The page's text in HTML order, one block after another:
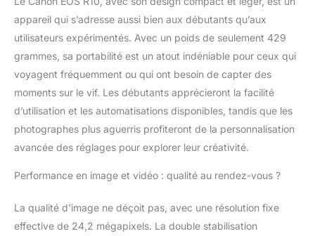
mécanique) ou 23
images par seconde
(obturateur
électronique silencieux)
pour le vlog.
AUTOFOCUS
INSTANTANÉ :
Capturez sans effort
mouvement grâce au
système Dual Pixel
CMOS AF II, amélioré
apprentissage profond
qui reconnaît les
appareil qui s’adresse aussi bien aux débutants qu’aux
utilisateurs expérimentés. Avec un poids de seulement 429
grammes, sa portabilité est un atout indéniable pour ceux qui
voyagent fréquemment ou qui ont besoin de capter des
moments sur le vif. Les débutants apprécieront la facilité
d’utilisation et les automatisations disponibles, tandis que les
photographes plus aguerris profiteront de la personnalisation
avancée des réglages pour explorer leur créativité.
Performance en image et vidéo : qualité au rendez-vous ?
La qualité d’image ne déçoit pas, avec une résolution fixe
effective de 24,2 mégapixels. La double stabilisation